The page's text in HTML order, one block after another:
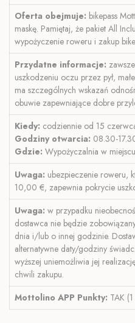
Oferta obejmuje: bikepass
maskę. Pamiętaj, że pakiet All
wypożyczenie roweru i zakup
Przydatne informacje:
uszkodzeniu oczu przez pył,
ma szczególnych wskazań
obuwie zapewniające dobre
Kiedy: codziennie od 15
Godziny otwarcia: 08.30-
Gdzie: Wypożyczalnia w
Uwaga: ubezpieczenie roweru,
10,00 €, zapewnia pokrycie
Uwaga: w przypadku
dostawca nie będzie
dnia i/lub o innej godzinie.
alternatywne daty/godziny
wyższej uniemożliwia jej
chwili zakupu.
Mottolino APP Punkty: TAK